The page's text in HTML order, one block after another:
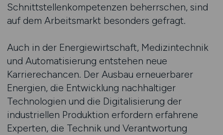
Schnittstellenkompetenzen beherrschen, sind
auf dem Arbeitsmarkt besonders gefragt.
Auch in der Energiewirtschaft, Medizintechnik
und Automatisierung entstehen neue
Karrierechancen. Der Ausbau erneuerbarer
Energien, die Entwicklung nachhaltiger
Technologien und die Digitalisierung der
industriellen Produktion erfordern erfahrene
Experten, die Technik und Verantwortung